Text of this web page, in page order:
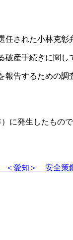
任された小林克
破産手続きに関
報告するための
に発生したもの
＜愛知＞ 安全